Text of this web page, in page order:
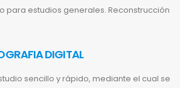
para estudios generales. Reconstrucción
DIGITAL
sencillo y rápido, mediante el cual se